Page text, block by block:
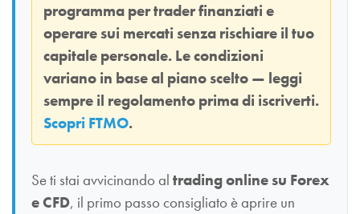
programma per trader finanziati e
operare sui mercati senza rischiare il tuo
capitale personale. Le condizioni
variano in base al piano scelto — leggi
sempre il regolamento prima di iscriverti.
Scopri FTMO.
Se ti stai avvicinando al trading online su Forex
e CFD, il primo passo consigliato è aprire un